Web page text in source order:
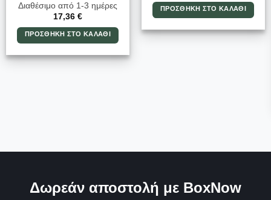
Διαθέσιμο από 1-3 ημέρες
17,36 €
ΠΡΟΣΘΉΚΗ ΣΤΟ ΚΑΛΆΘΙ
ΠΡΟΣΘΉΚΗ ΣΤΟ ΚΑΛΆΘΙ
Δωρεάν αποστολή με BoxNow